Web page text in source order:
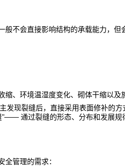
不会直接影响结构的承载能力，但
、环境温湿度变化、砌体干缩以及
发现裂缝后，直接采用表面修补的
"—— 通过裂缝的形态、分布和发展
管理的需求：